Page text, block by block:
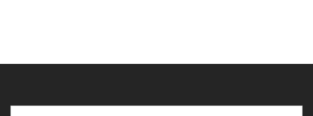
Gib deine E-Mail-Adresse ein ...